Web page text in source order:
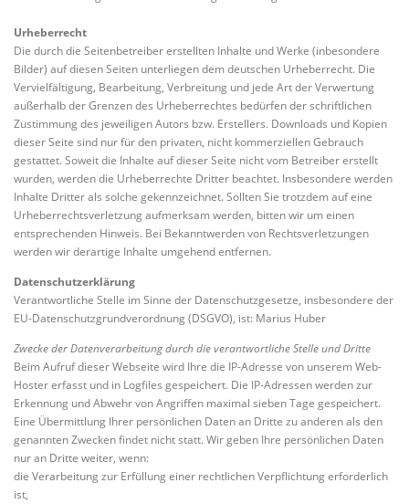
Urheberrecht
Die durch die Seitenbetreiber erstellten Inhalte und Werke (inbesondere
Bilder) auf diesen Seiten unterliegen dem deutschen Urheberrecht. Die
Vervielfältigung, Bearbeitung, Verbreitung und jede Art der Verwertung
außerhalb der Grenzen des Urheberrechtes bedürfen der schriftlichen
Zustimmung des jeweiligen Autors bzw. Erstellers. Downloads und Kopien
dieser Seite sind nur für den privaten, nicht kommerziellen Gebrauch
gestattet. Soweit die Inhalte auf dieser Seite nicht vom Betreiber erstellt
wurden, werden die Urheberrechte Dritter beachtet. Insbesondere werden
Inhalte Dritter als solche gekennzeichnet. Sollten Sie trotzdem auf eine
Urheberrechtsverletzung aufmerksam werden, bitten wir um einen
entsprechenden Hinweis. Bei Bekanntwerden von Rechtsverletzungen
werden wir derartige Inhalte umgehend entfernen.
Datenschutzerklärung
Verantwortliche Stelle im Sinne der Datenschutzgesetze, insbesondere der
EU-Datenschutzgrundverordnung (DSGVO), ist: Marius Huber
Zwecke der Datenverarbeitung durch die verantwortliche Stelle und Dritte
Beim Aufruf dieser Webseite wird Ihre die IP-Adresse von unserem Web-
Hoster erfasst und in Logfiles gespeichert. Die IP-Adressen werden zur
Erkennung und Abwehr von Angriffen maximal sieben Tage gespeichert.
Eine Übermittlung Ihrer persönlichen Daten an Dritte zu anderen als den
genannten Zwecken findet nicht statt. Wir geben Ihre persönlichen Daten
nur an Dritte weiter, wenn:
die Verarbeitung zur Erfüllung einer rechtlichen Verpflichtung erforderlich
ist,